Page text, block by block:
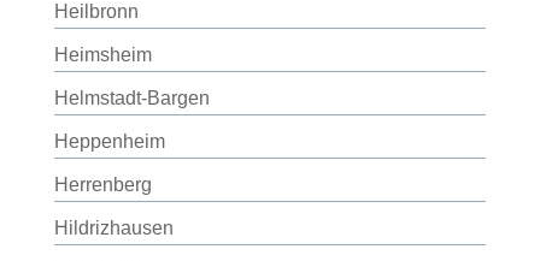
Heilbronn
Heimsheim
Helmstadt-Bargen
Heppenheim
Herrenberg
Hildrizhausen